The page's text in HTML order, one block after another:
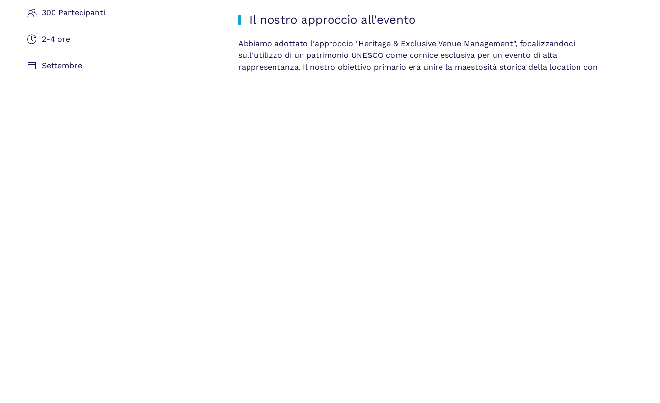
300 Partecipanti
2-4 ore
Settembre
Il nostro approccio all'evento
Abbiamo adottato l'approccio "Heritage & Exclusive Venue Management", focalizzandoci
sull'utilizzo di un patrimonio UNESCO come cornice esclusiva per un evento di alta
rappresentanza. Il nostro obiettivo primario era unire la maestosità storica della location con